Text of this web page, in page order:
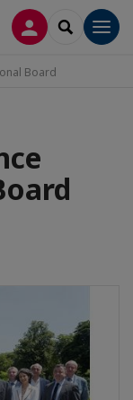
CONNEXION
Board